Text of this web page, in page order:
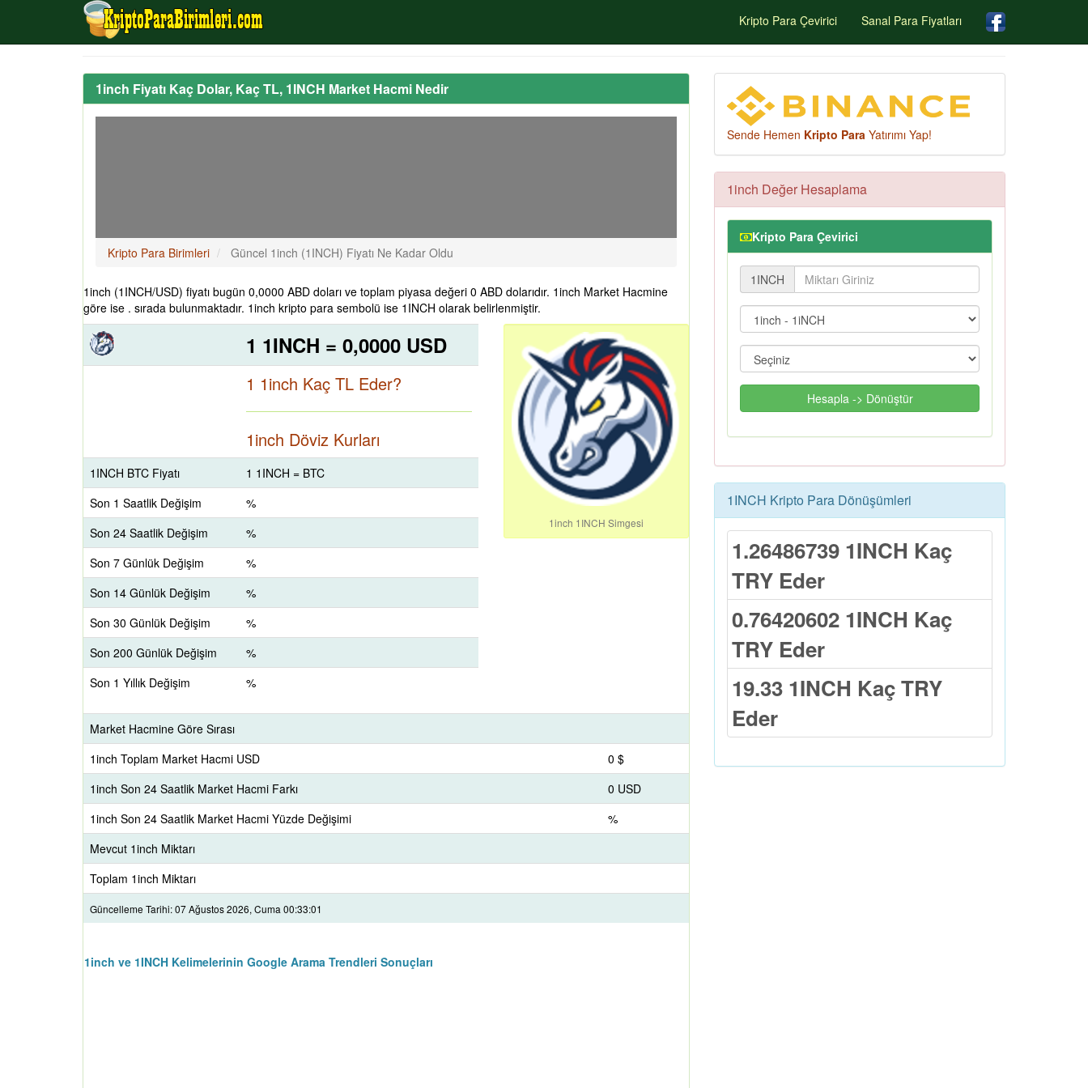
Kripto Para Çevirici Sanal Para Fiyatları
1inch Fiyatı Kaç Dolar, Kaç TL, 1INCH Market Hacmi Nedir
Kripto Para Birimleri Güncel 1inch (1INCH) Fiyatı Ne Kadar Oldu
1inch (1INCH/USD) fiyatı bugün 0,0000 ABD doları ve toplam piyasa değeri 0 ABD dolarıdır. 1inch Market Hacmine
göre ise . sırada bulunmaktadır. 1inch kripto para sembolü ise 1INCH olarak belirlenmiştir.
1 1INCH = 0,0000 USD
1 1inch Kaç TL Eder?
1inch Döviz Kurları
1INCH BTC Fiyatı
1 1INCH = BTC
Son 1 Saatlik Değişim
%
Son 24 Saatlik Değişim
%
Son 7 Günlük Değişim
%
Son 14 Günlük Değişim
%
Son 30 Günlük Değişim
%
Son 200 Günlük Değişim
%
Son 1 Yıllık Değişim
%
1inch 1INCH Simgesi
Market Hacmine Göre Sırası
1inch Toplam Market Hacmi USD
0 $
1inch Son 24 Saatlik Market Hacmi Farkı
0 USD
1inch Son 24 Saatlik Market Hacmi Yüzde Değişimi
%
Mevcut 1inch Miktarı
Toplam 1inch Miktarı
Güncelleme Tarihi: 07 Ağustos 2026, Cuma 00:33:01
1inch ve 1INCH Kelimelerinin Google Arama Trendleri Sonuçları
Sende Hemen Kripto Para Yatırımı Yap!
1inch Değer Hesaplama
Kripto Para Çevirici
1INCH
Hesapla -> Dönüştür
1INCH Kripto Para Dönüşümleri
1.26486739 1INCH Kaç
TRY Eder
0.76420602 1INCH Kaç
TRY Eder
19.33 1INCH Kaç TRY
Eder